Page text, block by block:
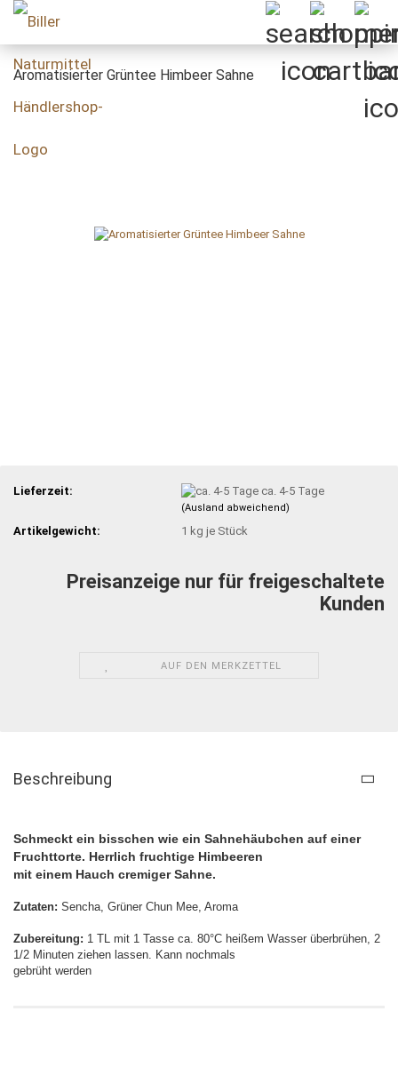
Aromatisierter Grüntee Himbeer Sahne
Lieferzeit: ca. 4-5 Tage
(Ausland abweichend)
Artikelgewicht: 1 kg je Stück
Preisanzeige nur für freigeschaltete
Kunden
AUF DEN MERKZETTEL
Beschreibung
Schmeckt ein bisschen wie ein Sahnehäubchen auf einer
Fruchttorte. Herrlich fruchtige Himbeeren
mit einem Hauch cremiger Sahne.
Zutaten: Sencha, Grüner Chun Mee, Aroma
Zubereitung: 1 TL mit 1 Tasse ca. 80°C heißem Wasser überbrühen, 2
1/2 Minuten ziehen lassen. Kann nochmals
gebrüht werden